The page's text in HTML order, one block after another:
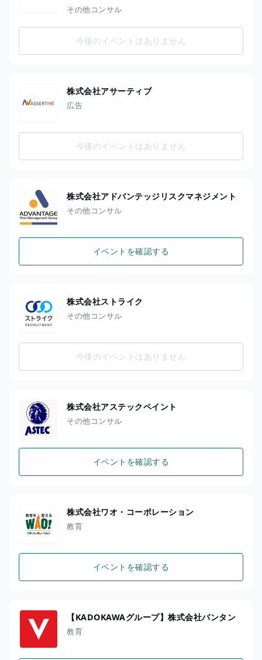
その他コンサル
今後のイベントはありません
株式会社アサーティブ
広告
今後のイベントはありません
株式会社アドバンテッジリスクマネジメント
その他コンサル
イベントを確認する
株式会社ストライク
その他コンサル
今後のイベントはありません
株式会社アステックペイント
その他コンサル
イベントを確認する
株式会社ワオ・コーポレーション
教育
イベントを確認する
【KADOKAWAグループ】株式会社バンタン
教育